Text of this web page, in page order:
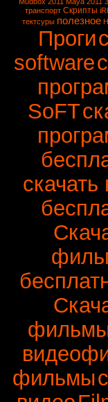
транспорт Скрипты
тектсуры полезное
Проги
software
SoFT
скачать
фильмы